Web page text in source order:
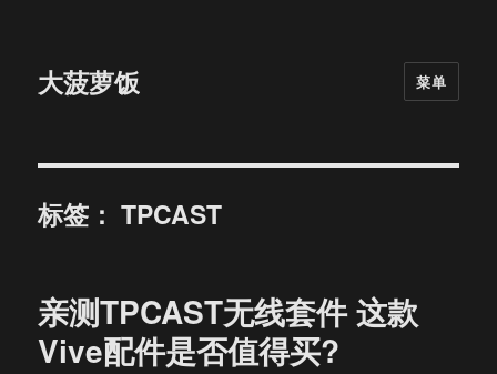
大菠萝饭 菜单
标签：TPCAST
亲测TPCAST无线套件 这款
Vive配件是否值得买?